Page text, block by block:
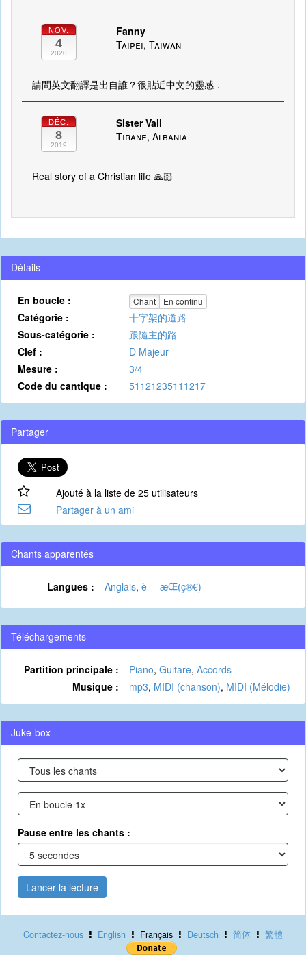
NOV.
4
2020
Fanny
Taipei, Taiwan
請問英文翻譯是出自誰？很貼近中文的靈感．
DÉC.
8
2019
Sister Vali
Tirane, Albania
Real story of a Christian life 🙏🏻
Détails
En boucle : Chant En continu
Catégorie :
十字架的道路
Sous-catégorie :
跟隨主的路
Clef :
D Majeur
Mesure :
3/4
Code du cantique :
51121235111217
Partager
Ajouté à la liste de 25 utilisateurs
Partager à un ami
Chants apparentés
Langues : Anglais, è¯—æ­Œ(ç®€)
Téléchargements
Partition principale : Piano, Guitare, Accords
Musique :
mp3, MIDI (chanson), MIDI (Mélodie)
Juke-box
Pause entre les chants :
Lancer la lecture
Contactez-nous English Français Deutsch 简体 繁體